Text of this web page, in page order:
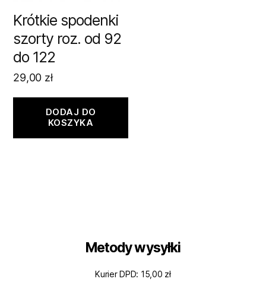
Krótkie spodenki
szorty roz. od 92
do 122
29,00 zł
DODAJ DO
KOSZYKA
Metody wysyłki
Kurier DPD: 15,00 zł